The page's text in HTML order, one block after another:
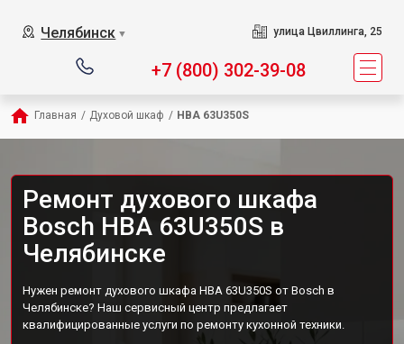
Челябинск ▼ улица Цвиллинга, 25
+7 (800) 302-39-08
Главная / Духовой шкаф / HBA 63U350S
Ремонт духового шкафа
Bosch HBA 63U350S в
Челябинске
Нужен ремонт духового шкафа HBA 63U350S от Bosch в
Челябинске? Наш сервисный центр предлагает
квалифицированные услуги по ремонту кухонной техники.